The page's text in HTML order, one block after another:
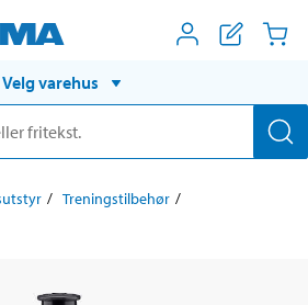
Velg varehus
Treningstilbehør